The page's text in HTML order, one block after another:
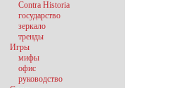
Contra Historia
государство
зеркало
тренды
Игры
мифы
офис
руководство